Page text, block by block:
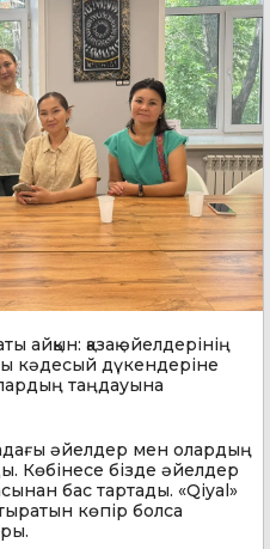
қазақ әйелдерінің
кәдесый дүкендеріне
таңдауына
әйелдер мен олардың
Көбінесе бізде әйелдер
бас тартады. «Qiyal»
көпір болса